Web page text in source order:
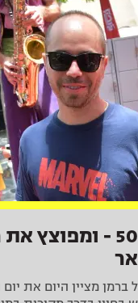
טל ברמן חוגג 50 -
ברמן מציין היום את